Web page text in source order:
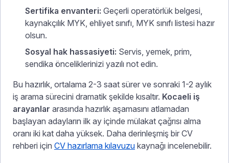
Sertifika envanteri: Geçerli operatörlük belgesi,
kaynakçılık MYK, ehliyet sınıfı, MYK sınıfı listesi hazır
olsun.
Sosyal hak hassasiyeti: Servis, yemek, prim,
sendika önceliklerinizi yazılı not edin.
Bu hazırlık, ortalama 2-3 saat sürer ve sonraki 1-2 aylık
iş arama sürecini dramatik şekilde kısaltır. Kocaeli iş
arayanlar arasında hazırlık aşamasını atlamadan
başlayan adayların ilk ay içinde mülakat çağrısı alma
oranı iki kat daha yüksek. Daha derinleşmiş bir CV
rehberi için CV hazırlama kılavuzu kaynağı incelenebilir.